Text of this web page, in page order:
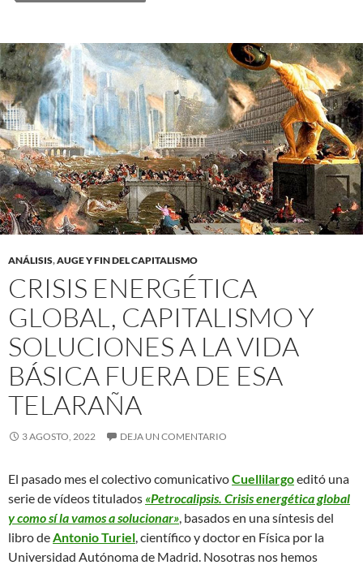
ANÁLISIS,AUGE Y FIN DEL CAPITALISMO
CRISIS ENERGÉTICA
GLOBAL, CAPITALISMO Y
SOLUCIONES A LA VIDA
BÁSICA FUERA DE ESA
TELARAÑA
3 AGOSTO, 2022 DEJA UN COMENTARIO
El pasado mes el colectivo comunicativoCuellilargoeditó una
serie de vídeos titulados «Petrocalipsis. Crisis energética global
y como sí la vamos a solucionar», basados en una síntesis del
libro deAntonio Turiel, científico y doctor en Física por la
Universidad Autónoma de Madrid. Nosotras nos hemos